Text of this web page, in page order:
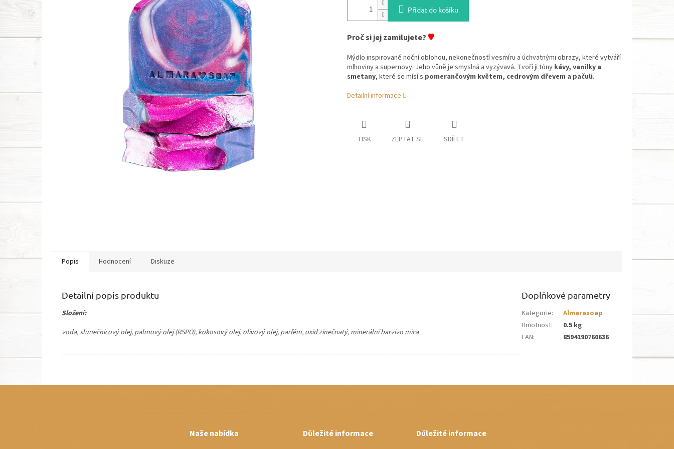
Přidat do košíku
Proč si jej zamilujete? ♥
Mýdlo inspirované noční oblohou, nekonečností vesmíru a úchvatnými obrazy, které vytváří
mlhoviny a supernovy. Jeho vůně je smyslná a vyzývavá. Tvoří ji tóny kávy, vanilky a
smetany, které se mísí s pomerančovým květem, cedrovým dřevem a pačuli.
Detailní informace
TISK ZEPTAT SE SDÍLET
Popis Hodnocení Diskuze
Detailní popis produktu
Složení:
voda, slunečnicový olej, palmový olej (RSPO), kokosový olej, olivový olej, parfém, oxid zinečnatý, minerální barvivo mica
___________________________________________________________________________________________________________________________________
Doplňkové parametry
Kategorie:
Almarasoap
Hmotnost:
0.5 kg
EAN: 8594190760636
Naše nabídka Důležité informace Důležité informace